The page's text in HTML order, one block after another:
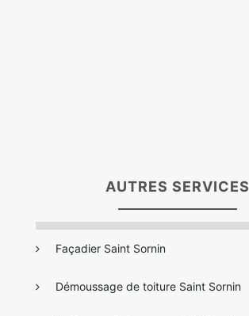
AUTRES SERVICES
Façadier Saint Sornin
Démoussage de toiture Saint Sornin